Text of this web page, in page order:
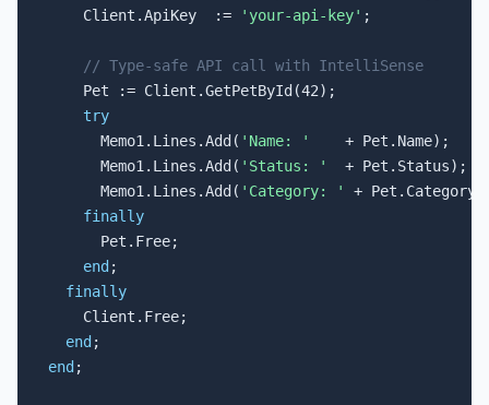
    Client.ApiKey  :=
'your-api-key' ;
// Type-safe API call with IntelliSense
    Pet := Client.GetPetById(42);
try
      Memo1.Lines.Add(
'Name: '
    + Pet.Name);
      Memo1.Lines.Add(
'Status: '
  + Pet.Status);
      Memo1.Lines.Add(
'Category: '
+
finally
      Pet.Free;
end ;
finally
    Client.Free;
end
end ;